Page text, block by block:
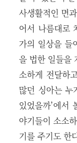
사생활적인 면
어서 나름대로
가의 일상을 들
을 법한 일들을
소하게 전달하
많던 싱아는 누
있었을까’에서
야기들이 소소
기를 주기도 한